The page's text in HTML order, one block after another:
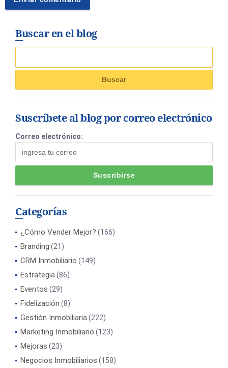
Buscar en el blog
Suscríbete al blog por correo electrónico
Correo electrónico:
Categorías
¿Cómo Vender Mejor? (166)
Branding (21)
CRM Inmobiliario (149)
Estrategia(86)
Eventos (29)
Fidelización (8)
Gestión Inmobiliaria(222)
Marketing Inmobiliario (123)
Mejoras (23)
Negocios Inmobiliarios (158)